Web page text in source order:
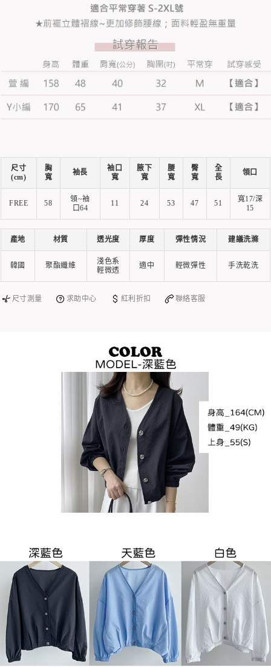
尺寸
(cm)
胸
寬
袖長
袖口
寬
腋下
寬
腰
寬
臀
寬
全
長
領口
FREE 58
領~袖
口64
11 24 53 47 51
寬17/深
15
產地 材質 透光度 厚度 彈性情況 建議洗滌
韓國 聚酯纖維
淺色系
輕微透
適中 輕微彈性 手洗乾洗
尺寸測量 求助中心 紅利折扣 聯絡客服